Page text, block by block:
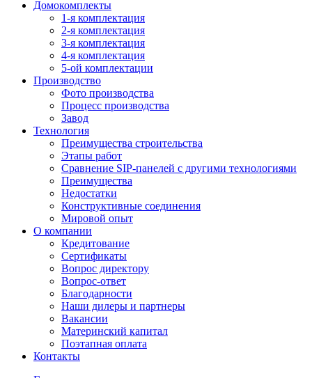
Домокомплекты
1-я комплектация
2-я комплектация
3-я комплектация
4-я комплектация
5-ой комплектации
Производство
Фото производства
Процесс производства
Завод
Технология
Преимущества строительства
Этапы работ
Сравнение SIP-панелей с другими технологиями
Преимущества
Недостатки
Конструктивные соединения
Мировой опыт
О компании
Кредитование
Сертификаты
Вопрос директору
Вопрос-ответ
Благодарности
Наши дилеры и партнеры
Вакансии
Материнский капитал
Поэтапная оплата
Контакты